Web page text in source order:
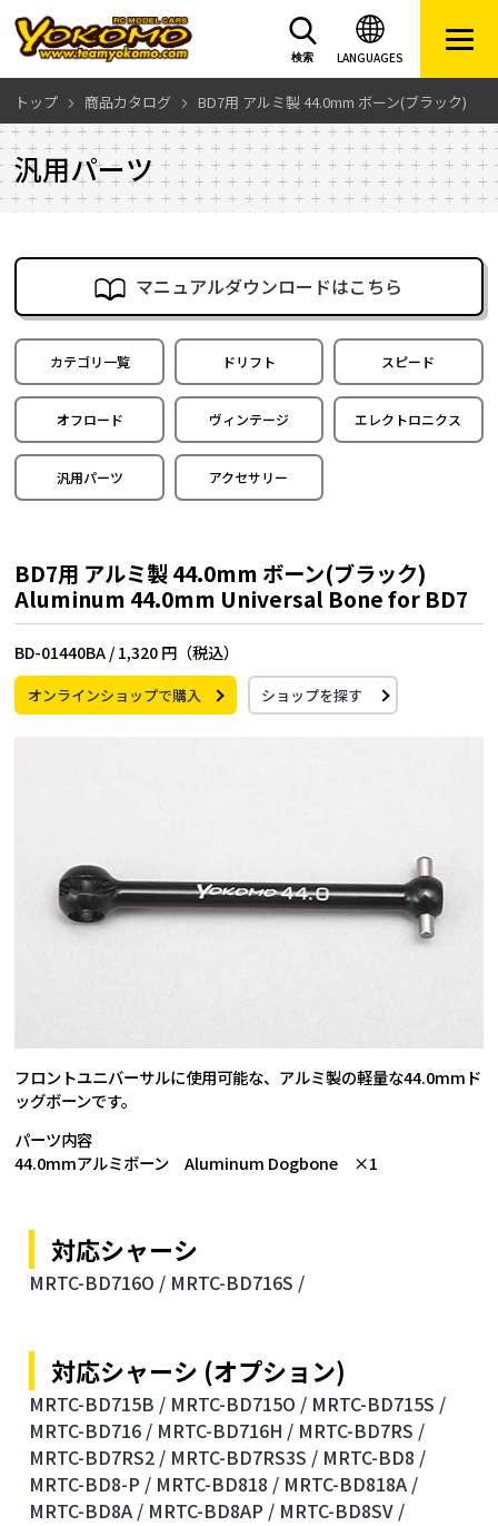
LANGUAGES
検索
トップ 商品カタログ BD7用 アルミ製 44.0mm ボーン(ブラック)
汎用パーツ
マニュアルダウンロードはこちら
カテゴリ一覧 ドリフト スピード
オフロード ヴィンテージ エレクトロニクス
汎用パーツ アクセサリー
BD7用 アルミ製 44.0mm ボーン(ブラック)
Aluminum 44.0mm Universal Bone for BD7
BD-01440BA / 1,320 円（税込）
オンラインショップで購入 ショップを探す
フロントユニバーサルに使用可能な、アルミ製の軽量な44.0mmド
ッグボーンです。
パーツ内容
44.0mmアルミボーン Aluminum Dogbone ×1
対応シャーシ
MRTC-BD716O / MRTC-BD716S /
対応シャーシ (オプション)
MRTC-BD715B / MRTC-BD715O / MRTC-BD715S /
MRTC-BD716 / MRTC-BD716H / MRTC-BD7RS /
MRTC-BD7RS2 / MRTC-BD7RS3S / MRTC-BD8 /
MRTC-BD8-P / MRTC-BD818 / MRTC-BD818A /
MRTC-BD8A / MRTC-BD8AP / MRTC-BD8SV /